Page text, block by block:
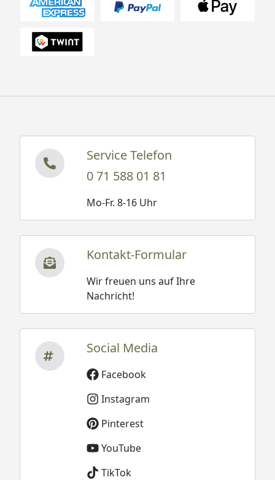
Service Telefon
0 71 588 01 81
Mo-Fr. 8-16 Uhr
Kontakt-Formular
Wir freuen uns auf Ihre
Nachricht!
Social Media
Facebook
Instagram
Pinterest
YouTube
TikTok